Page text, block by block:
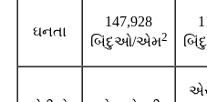
ઘનતા
147,928
બિંદુઓ/એમ2